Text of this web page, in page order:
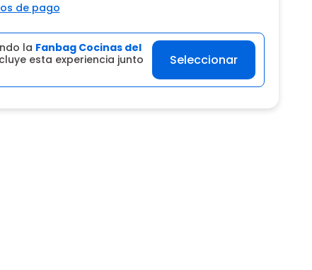
de pago
la Fanbag Cocinas del
esta experiencia junto
Seleccionar